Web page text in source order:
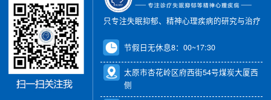
只专注失眠抑郁、精神心理疾病的研究与治疗
节假日无休息8：00~17:30
太原市杏花岭区府西街54号煤炭大厦西
侧